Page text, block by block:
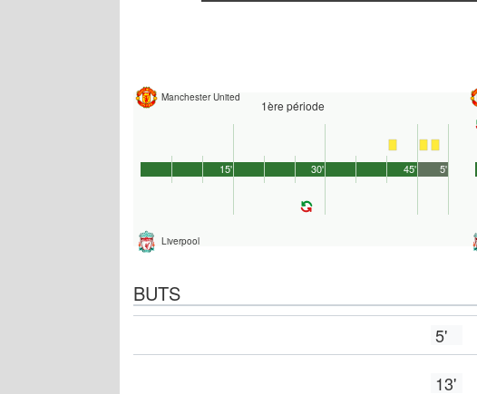
Manchester United
1ère période
Liverpool
45'
15' 30' 5'
BUTS
5'
13'